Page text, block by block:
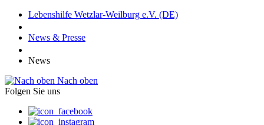
Lebenshilfe Wetzlar-Weilburg e.V. (DE)
News & Presse
News
Nach oben
Folgen Sie uns